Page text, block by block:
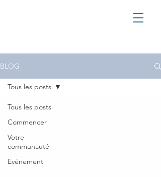
BLOG
Tous les posts
Commencer
Votre
communauté
Evénement
Tous les posts